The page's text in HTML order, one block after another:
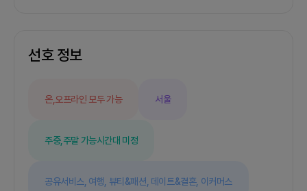
선호 정보
온,오프라인 모두 가능 서울
주중,주말 가능시간대 미정
공유서비스, 여행, 뷰티&패션, 데이트&결혼, 이커머스